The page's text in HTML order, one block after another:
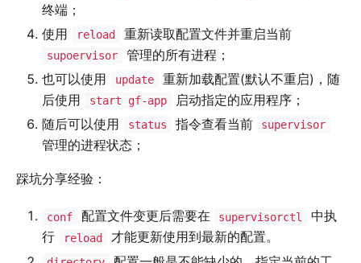
终端；
使用
reload 重新读取配置文件并重启当前
supoervisor
管理的所有进程；
也可以使用
update
重新加载配置(默认不重启)，随
后使用
start gf-app
启动指定的应用程序；
随后可以使用
status 指令查看当前 supervisor
管理的进程状态；
踩坑分享经验：
conf 配置文件变更后需要在 supervisorctl
中执
行
reload 才能更新使用到最新的配置。